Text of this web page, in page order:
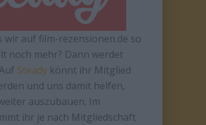
wir auf film-rezensionen.de so
noch mehr? Dann werdet
Steady könnt ihr Mitglied
und uns damit helfen,
auszubauen. Im
ihr je nach Mitgliedschaft